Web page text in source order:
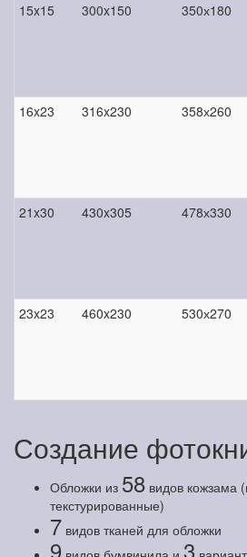
15x15 300x150 350х180
16x23
316x230 358х260
21x30
430x305 478х330
23x23
460x230 530х270
Создание
Обложки из 58 видов кожзама
текстурированные)
7 видов тканей для обложки
9 3